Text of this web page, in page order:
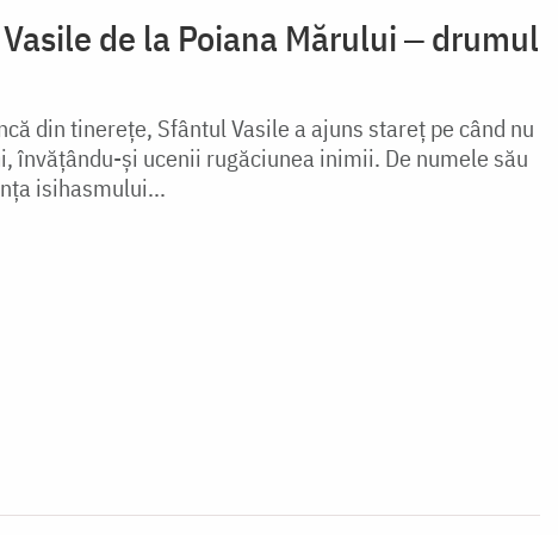
de la Poiana Mărului ‒ drumul
din tinerețe, Sfântul Vasile a ajuns stareț pe când nu
învățându-și ucenii rugăciunea inimii. De numele său
isihasmului...